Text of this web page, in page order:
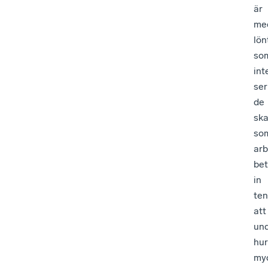
är
ser
de
in
att
hur